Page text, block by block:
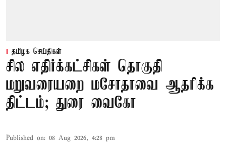
தமிழக செய்திகள்
சில எதிர்க்கட்சிகள் தொகுதி
மறுவரையறை மசோதாவை ஆதரிக்க
திட்டம்; துரை வைகோ
Published on: 08 Aug 2026, 4:28 pm